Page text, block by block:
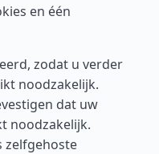
en één
zodat u verder
noodzakelijk.
dat uw
noodzakelijk.